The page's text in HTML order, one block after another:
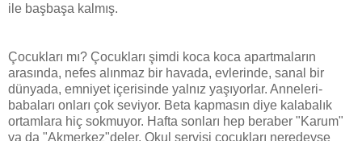
ile başbaşa kalmış.
Çocukları mı? Çocukları şimdi koca koca apartmaların
arasında, nefes alınmaz bir havada, evlerinde, sanal bir
dünyada, emniyet içerisinde yalnız yaşıyorlar. Anneleri-
babaları onları çok seviyor. Beta kapmasın diye kalabalık
ortamlara hiç sokmuyor. Hafta sonları hep beraber "Karum"
ya da "Akmerkez"deler. Okul servisi çocukları neredeyse